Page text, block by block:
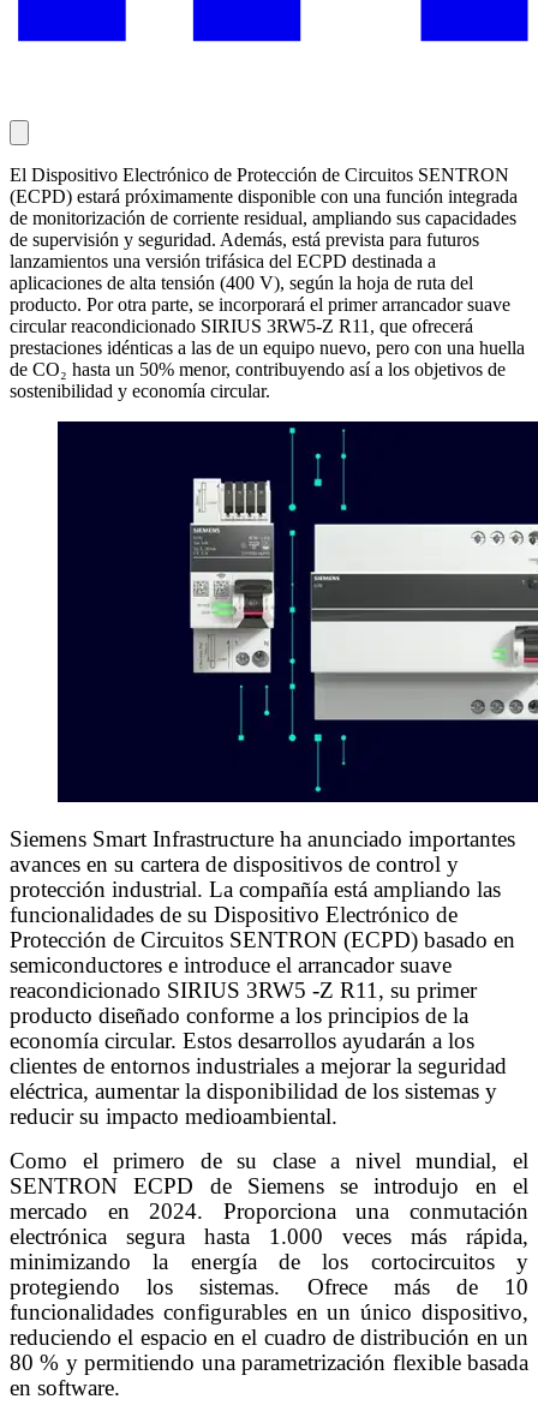
El Dispositivo Electrónico de Protección de Circuitos SENTRON
(ECPD) estará próximamente disponible con una función integrada
de monitorización de corriente residual, ampliando sus capacidades
de supervisión y seguridad. Además, está prevista para futuros
lanzamientos una versión trifásica del ECPD destinada a
aplicaciones de alta tensión (400 V), según la hoja de ruta del
producto. Por otra parte, se incorporará el primer arrancador suave
circular reacondicionado SIRIUS 3RW5-Z R11, que ofrecerá
prestaciones idénticas a las de un equipo nuevo, pero con una huella
de CO₂ hasta un 50% menor, contribuyendo así a los objetivos de
sostenibilidad y economía circular.
Siemens Smart Infrastructure ha anunciado importantes
avances en su cartera de dispositivos de control y
protección industrial. La compañía está ampliando las
funcionalidades de su Dispositivo Electrónico de
Protección de Circuitos SENTRON (ECPD) basado en
semiconductores e introduce el arrancador suave
reacondicionado SIRIUS 3RW5 -Z R11, su primer
producto diseñado conforme a los principios de la
economía circular. Estos desarrollos ayudarán a los
clientes de entornos industriales a mejorar la seguridad
eléctrica, aumentar la disponibilidad de los sistemas y
reducir su impacto medioambiental.
Como el primero de su clase a nivel mundial, el
SENTRON ECPD de Siemens se introdujo en el
mercado en 2024. Proporciona una conmutación
electrónica segura hasta 1.000 veces más rápida,
minimizando la energía de los cortocircuitos y
protegiendo los sistemas. Ofrece más de 10
funcionalidades configurables en un único dispositivo,
reduciendo el espacio en el cuadro de distribución en un
80 % y permitiendo una parametrización flexible basada
en software.